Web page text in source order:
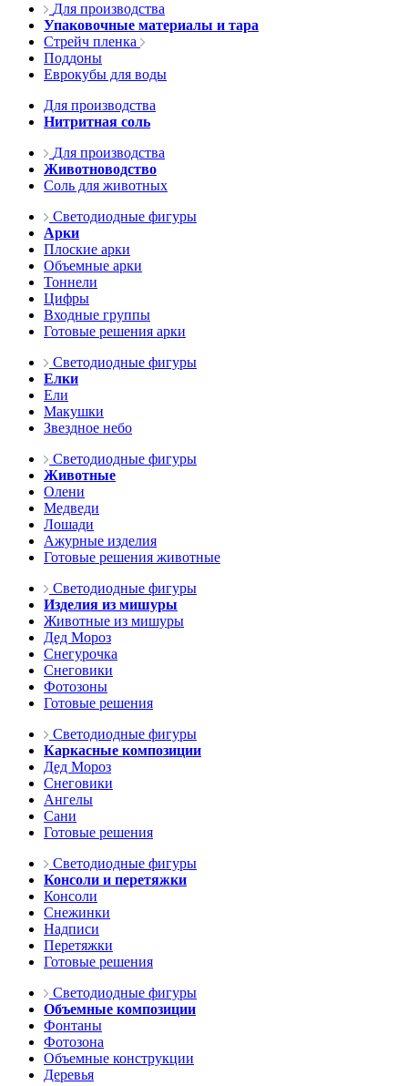
Для производства
Упаковочные материалы и тара
Стрейч пленка
Поддоны
Еврокубы для воды
Для производства
Нитритная соль
Для производства
Животноводство
Соль для животных
Светодиодные фигуры
Арки
Плоские арки
Объемные арки
Тоннели
Цифры
Входные группы
Готовые решения арки
Светодиодные фигуры
Елки
Ели
Макушки
Звездное небо
Светодиодные фигуры
Животные
Олени
Медведи
Лошади
Ажурные изделия
Готовые решения животные
Светодиодные фигуры
Изделия из мишуры
Животные из мишуры
Дед Мороз
Снегурочка
Снеговики
Фотозоны
Готовые решения
Светодиодные фигуры
Каркасные композиции
Дед Мороз
Снеговики
Ангелы
Сани
Готовые решения
Светодиодные фигуры
Консоли и перетяжки
Консоли
Снежинки
Надписи
Перетяжки
Готовые решения
Светодиодные фигуры
Объемные композиции
Фонтаны
Фотозона
Объемные конструкции
Деревья